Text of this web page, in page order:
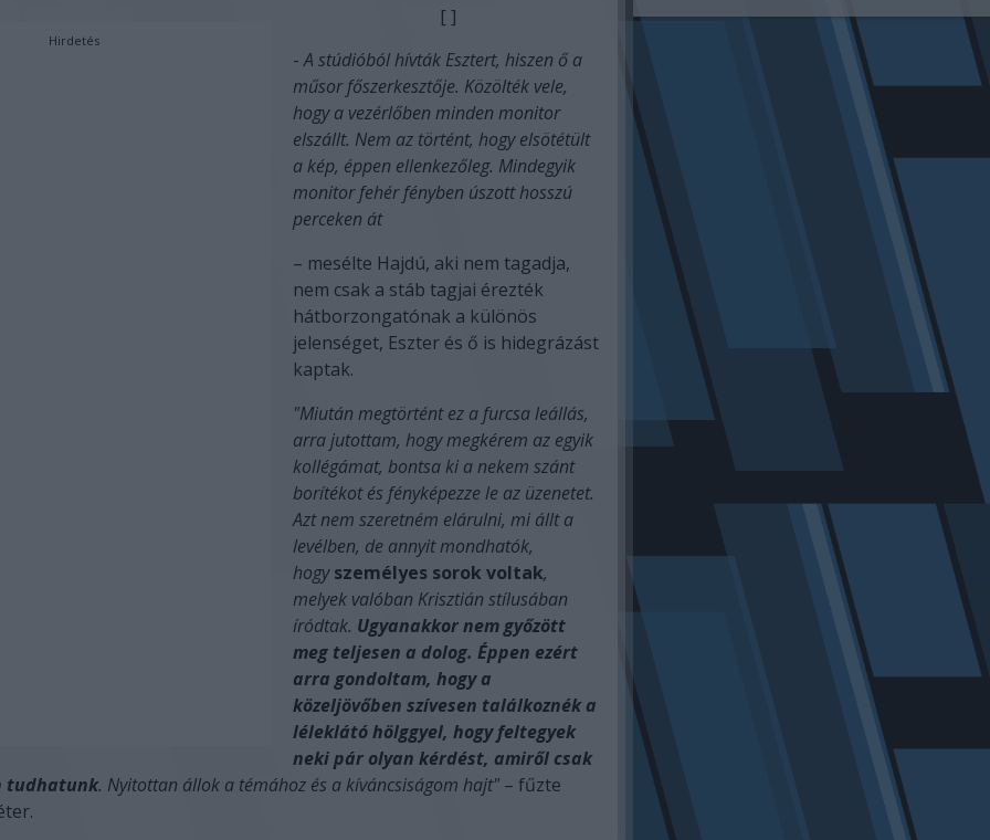
Hirdetés
[ ]
- A stúdióból hívták Esztert, hiszen ő a
műsor főszerkesztője. Közölték vele,
hogy a vezérlőben minden monitor
elszállt. Nem az történt, hogy elsötétült
a kép, éppen ellenkezőleg. Mindegyik
monitor fehér fényben úszott hosszú
perceken át
– mesélte Hajdú, aki nem tagadja,
nem csak a stáb tagjai érezték
hátborzongatónak a különös
jelenséget, Eszter és ő is hidegrázást
kaptak.
"Miután megtörtént ez a furcsa leállás,
arra jutottam, hogy megkérem az egyik
kollégámat, bontsa ki a nekem szánt
borítékot és fényképezze le az üzenetet.
Azt nem szeretném elárulni, mi állt a
levélben, de annyit mondhatók,
hogy személyes sorok voltak,
melyek valóban Krisztián stílusában
íródtak. Ugyanakkor nem győzött
meg teljesen a dolog. Éppen ezért
arra gondoltam, hogy a
közeljövőben szívesen találkoznék a
léleklátó hölggyel, hogy feltegyek
neki pár olyan kérdést, amiről csak
tudhatunk. Nyitottan állok a témához és a kíváncsiságom hajt" – fűzte